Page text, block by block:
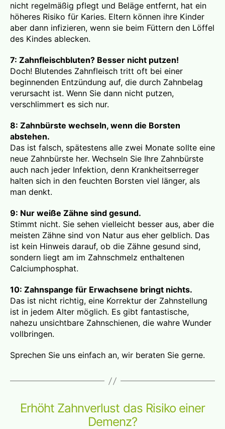
nicht regelmäßig pflegt und Beläge entfernt, hat ein
höheres Risiko für Karies. Eltern können ihre Kinder
aber dann infizieren, wenn sie beim Füttern den Löffel
des Kindes ablecken.
7: Zahnfleischbluten? Besser nicht putzen!
Doch! Blutendes Zahnfleisch tritt oft bei einer
beginnenden Entzündung auf, die durch Zahnbelag
verursacht ist. Wenn Sie dann nicht putzen,
verschlimmert es sich nur.
8: Zahnbürste wechseln, wenn die Borsten
abstehen.
Das ist falsch, spätestens alle zwei Monate sollte eine
neue Zahnbürste her. Wechseln Sie Ihre Zahnbürste
auch nach jeder Infektion, denn Krankheitserreger
halten sich in den feuchten Borsten viel länger, als
man denkt.
9: Nur weiße Zähne sind gesund.
Stimmt nicht. Sie sehen vielleicht besser aus, aber die
meisten Zähne sind von Natur aus eher gelblich. Das
ist kein Hinweis darauf, ob die Zähne gesund sind,
sondern liegt am im Zahnschmelz enthaltenen
Calciumphosphat.
10: Zahnspange für Erwachsene bringt nichts.
Das ist nicht richtig, eine Korrektur der Zahnstellung
ist in jedem Alter möglich. Es gibt fantastische,
nahezu unsichtbare Zahnschienen, die wahre Wunder
vollbringen.
Sprechen Sie uns einfach an, wir beraten Sie gerne.
Erhöht Zahnverlust das Risiko einer
Demenz?